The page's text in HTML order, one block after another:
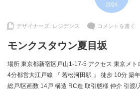
2024
デザイナーズ レジデンス コメントを書く
モンクスタウン夏目坂
場所 東京都新宿区戸山1-17-5 アクセス 東京メト
4分都営大江戸線 『 若松河田駅 』 徒歩 10分 築
総戸/区画数 14戸 構造 RC造 取引態様 仲介 引渡